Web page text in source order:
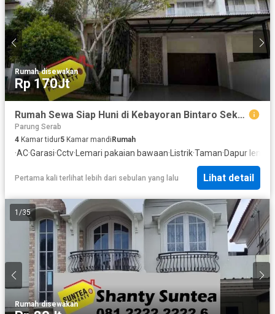
Rumah·disewakan
Rp 170Jt
Rumah Sewa Siap Huni di Kebayoran Bintaro Sektor 7
Parung Serab
4 Kamar tidur5 Kamar mandiRumah
·AC·Garasi·Cctv· Lemari pakaian bawaan· Listrik·Taman·Dapur
Pertama kali terlihat lebih dari sebulan yang lalu Lihat detail
1 /35
Rumah·disewakan